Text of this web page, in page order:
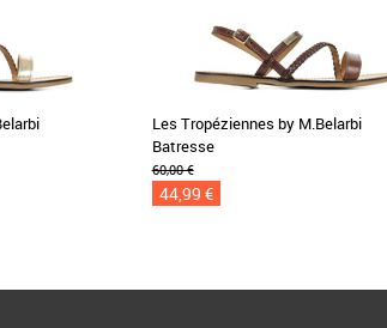
Les Tropéziennes by M.Belarbi
Batresse
60,00 €
44,99 €